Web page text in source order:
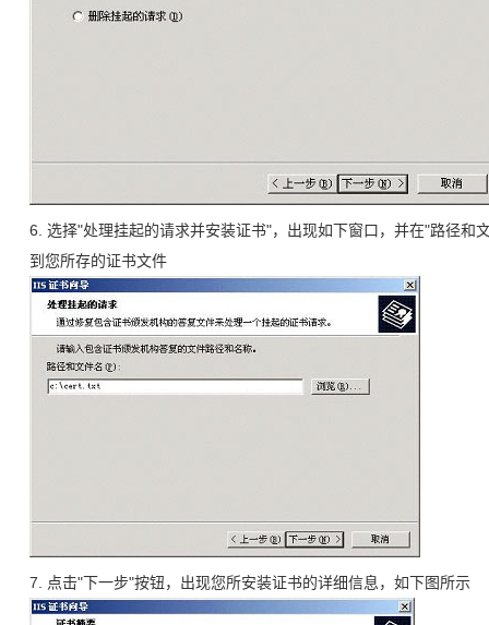
6. 选择"处理挂起的请求并安装证书"，出现如下窗口，并在"路径和
到您所存的证书文件
7. 点击"下一步"按钮，出现您所安装证书的详细信息，如下图所示